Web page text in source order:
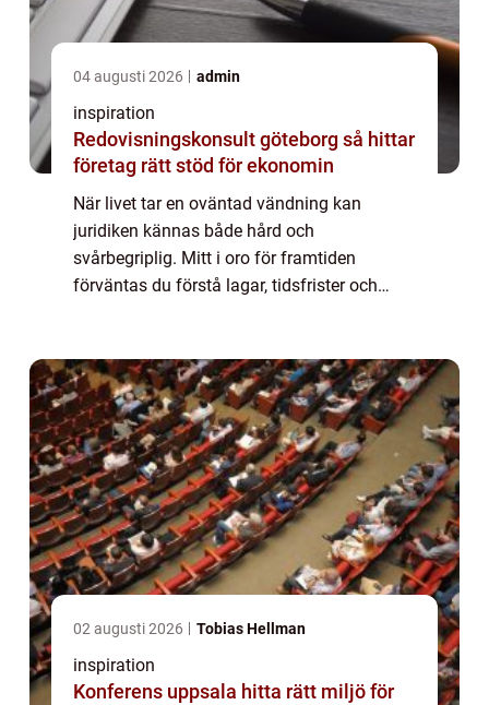
04 augusti 2026 admin
inspiration
Redovisningskonsult göteborg så hittar
företag rätt stöd för ekonomin
När livet tar en oväntad vändning kan
juridiken kännas både hård och
svårbegriplig. Mitt i oro för framtiden
förväntas du förstå lagar, tidsfrister och
blir en t...
02 augusti 2026 Tobias Hellman
inspiration
Konferens uppsala hitta rätt miljö för